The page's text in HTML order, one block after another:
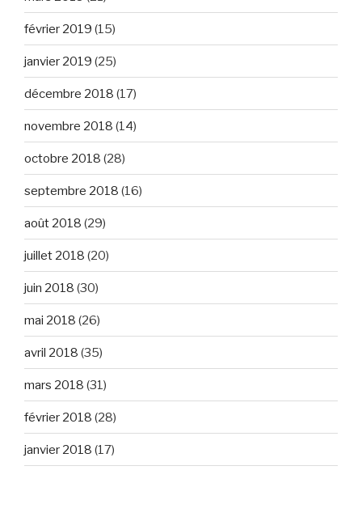
février 2019 (15)
janvier 2019 (25)
décembre 2018 (17)
novembre 2018 (14)
octobre 2018 (28)
septembre 2018 (16)
août 2018 (29)
juillet 2018 (20)
juin 2018 (30)
mai 2018 (26)
avril 2018 (35)
mars 2018 (31)
février 2018 (28)
janvier 2018 (17)